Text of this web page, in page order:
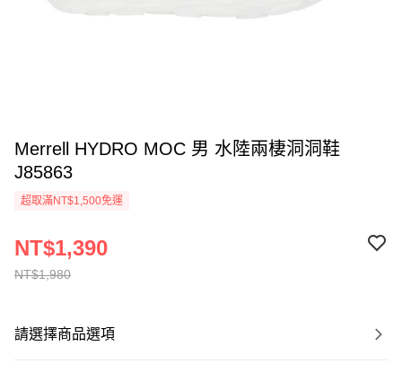
Merrell HYDRO MOC 男 水陸兩棲洞洞鞋
J85863
超取滿NT$1,500免運
NT$1,980
NT$1,390
請選擇商品選項